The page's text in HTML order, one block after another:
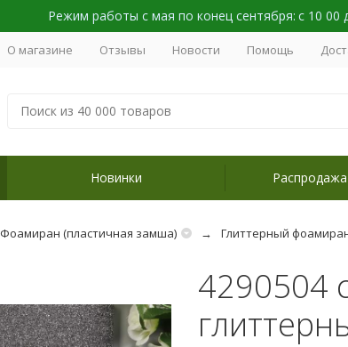
Режим работы с мая по конец сентября: с 10 00
О магазине Отзывы Новости Помощь
Новинки
Фоамиран (пластичная замша) Глиттерный
4290504